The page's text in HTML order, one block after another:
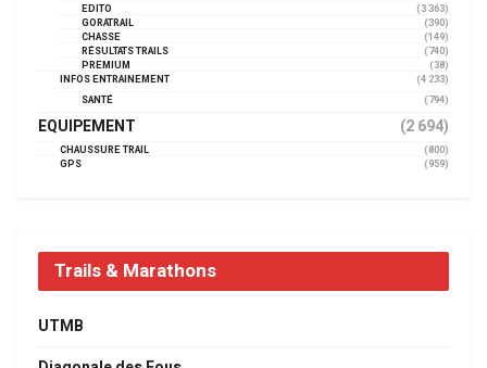
EDITO
(3 363)
GORATRAIL
(390)
CHASSE
(149)
RÉSULTATS TRAILS
(740)
PREMIUM
(38)
INFOS ENTRAINEMENT
(4 233)
SANTÉ
(794)
EQUIPEMENT (2 694)
CHAUSSURE TRAIL
(800)
GPS
(959)
Trails & Marathons
UTMB